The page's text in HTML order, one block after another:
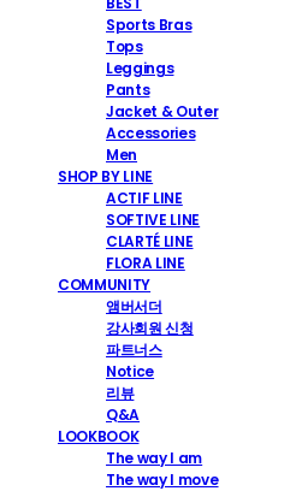
Sports Bras
Tops
Leggings
Pants
Jacket & Outer
Accessories
Men
SHOP BY LINE
ACTIF LINE
SOFTIVE LINE
CLARTÉ LINE
FLORA LINE
COMMUNITY
앰버서더
강사회원 신청
파트너스
Notice
리뷰
Q&A
LOOKBOOK
The way I am
The way I move